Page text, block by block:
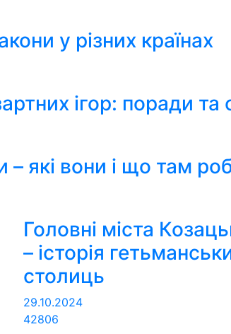
у різних країнах
ігор: поради та
– які вони і що там
Головні міста
– історія
столиць
29.10.2024
42806